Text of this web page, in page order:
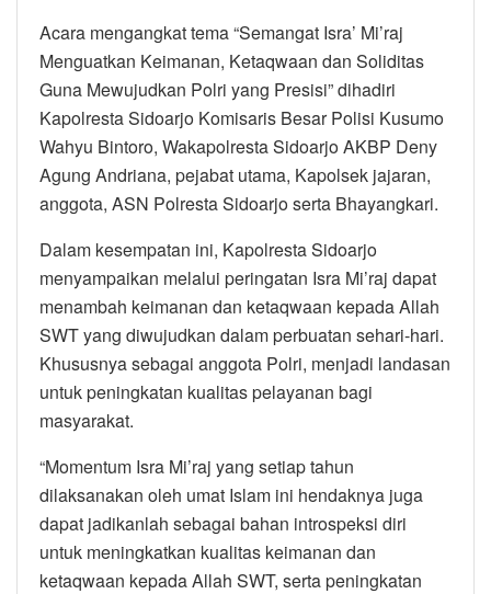
Acara mengangkat tema “Semangat Isra’ Mi’raj
Menguatkan Keimanan, Ketaqwaan dan Soliditas
Guna Mewujudkan Polri yang Presisi” dihadiri
Kapolresta Sidoarjo Komisaris Besar Polisi Kusumo
Wahyu Bintoro, Wakapolresta Sidoarjo AKBP Deny
Agung Andriana, pejabat utama, Kapolsek jajaran,
anggota, ASN Polresta Sidoarjo serta Bhayangkari.
Dalam kesempatan ini, Kapolresta Sidoarjo
menyampaikan melalui peringatan Isra Mi’raj dapat
menambah keimanan dan ketaqwaan kepada Allah
SWT yang diwujudkan dalam perbuatan sehari-hari.
Khususnya sebagai anggota Polri, menjadi landasan
untuk peningkatan kualitas pelayanan bagi
masyarakat.
“Momentum Isra Mi’raj yang setiap tahun
dilaksanakan oleh umat Islam ini hendaknya juga
dapat jadikanlah sebagai bahan introspeksi diri
untuk meningkatkan kualitas keimanan dan
ketaqwaan kepada Allah SWT, serta peningkatan